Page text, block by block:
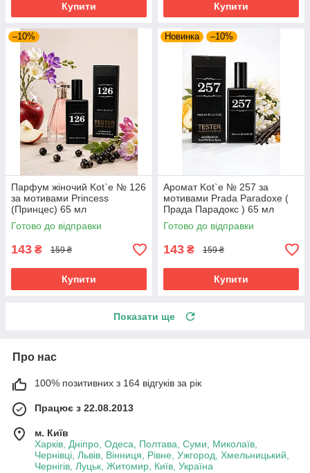
Купити Купити
–10%
Парфум жіночий Kot`e № 126
за мотивами Princess
(Принцес) 65 мл
Готово до відправки
143 ₴ 159 ₴
Купити
Новинка –10%
Аромат Kot`e № 257 за
мотивами Prada Paradoxe (
Прада Парадокс ) 65 мл
Готово до відправки
143 ₴ 159 ₴
Купити
Показати ще
Про нас
100% позитивних з 164 відгуків за рік
Працює з 22.08.2013
м. Київ
Харків, Дніпро, Одеса, Полтава, Суми, Миколаїв,
Чернівці, Львів, Вінниця, Рівне, Ужгород, Хмельницький,
Чернігів, Луцьк, Житомир, Київ, Україна